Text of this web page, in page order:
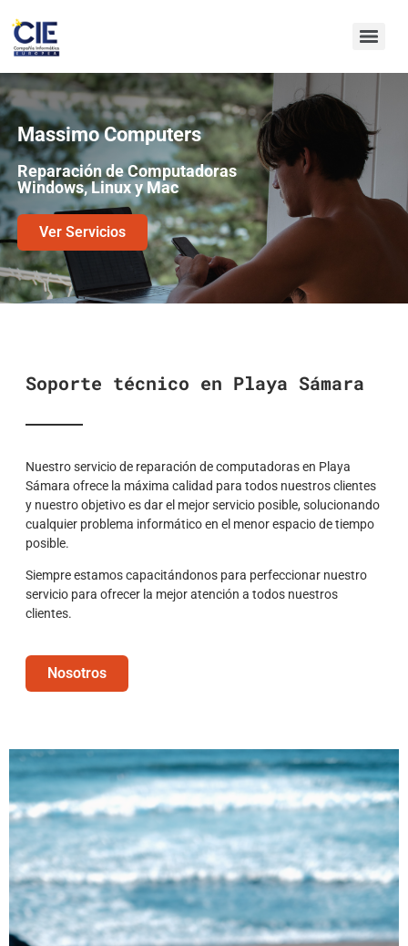
Massimo Computers
Reparación de Computadoras
Windows, Linux y Mac
Ver Servicios
Soporte técnico en Playa Sámara
Nuestro servicio de reparación de computadoras en Playa
Sámara ofrece la máxima calidad para todos nuestros clientes
y nuestro objetivo es dar el mejor servicio posible, solucionando
cualquier problema informático en el menor espacio de tiempo
posible.
Siempre estamos capacitándonos para perfeccionar nuestro
servicio para ofrecer la mejor atención a todos nuestros
clientes.
Nosotros